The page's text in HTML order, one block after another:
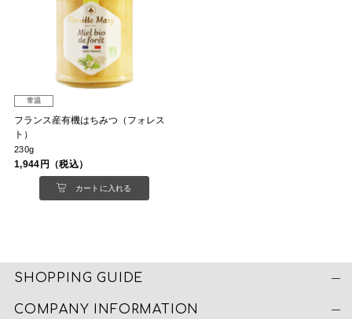
常温
フランス産有機はちみつ（フォレス
ト）
230g
1,944円（税込）
カートに入れる
SHOPPING GUIDE
COMPANY INFORMATION